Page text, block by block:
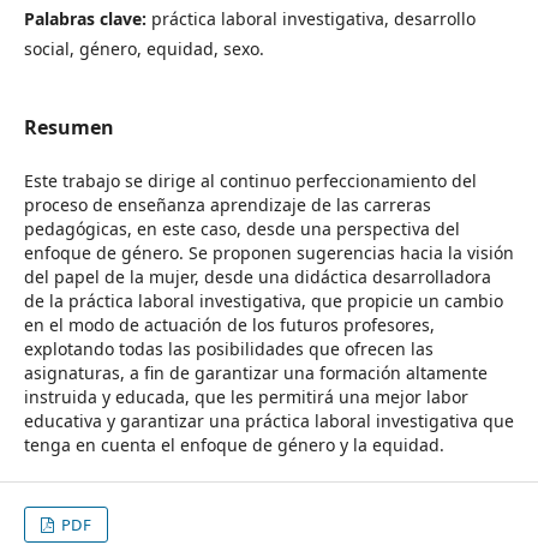
Palabras clave: práctica laboral investigativa, desarrollo
social, género, equidad, sexo.
Resumen
Este trabajo se dirige al continuo perfeccionamiento del
proceso de enseñanza aprendizaje de las carreras
pedagógicas, en este caso, desde una perspectiva del
enfoque de género. Se proponen sugerencias hacia la visión
del papel de la mujer, desde una didáctica desarrolladora
de la práctica laboral investigativa, que propicie un cambio
en el modo de actuación de los futuros profesores,
explotando todas las posibilidades que ofrecen las
asignaturas, a fin de garantizar una formación altamente
instruida y educada, que les permitirá una mejor labor
educativa y garantizar una práctica laboral investigativa que
tenga en cuenta el enfoque de género y la equidad.
PDF